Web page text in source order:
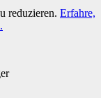
reduzieren. Erfahre,